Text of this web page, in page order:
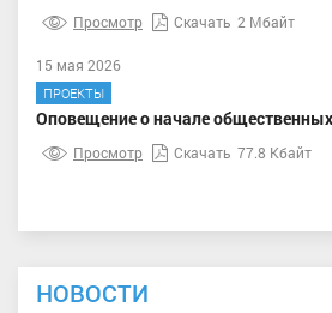
Просмотр Скачать 2 Мбайт
15 мая 2026
ПРОЕКТЫ
Оповещение о начале
Просмотр Скачать 77.8 Кбайт
НОВОСТИ